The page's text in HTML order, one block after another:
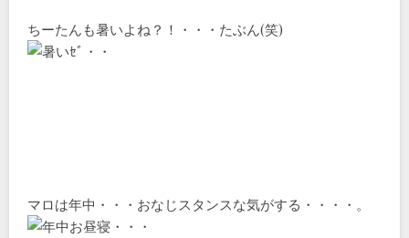
ちーたんも暑いよね？！・・・たぶん(笑)
マロは年中・・・おなじスタンスな気がする・・・・。